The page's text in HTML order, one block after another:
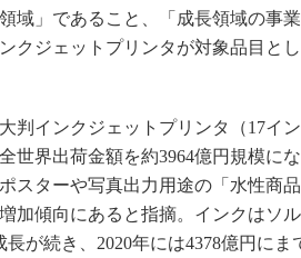
域」であること、「成長領域の事
クジェットプリンタが対象品目と
判インクジェットプリンタ（17イ
世界出荷金額を約3964億円規模に
スターや写真出力用途の「水性商
加傾向にあると指摘。インクはソ
長が続き、2020年には4378億円に